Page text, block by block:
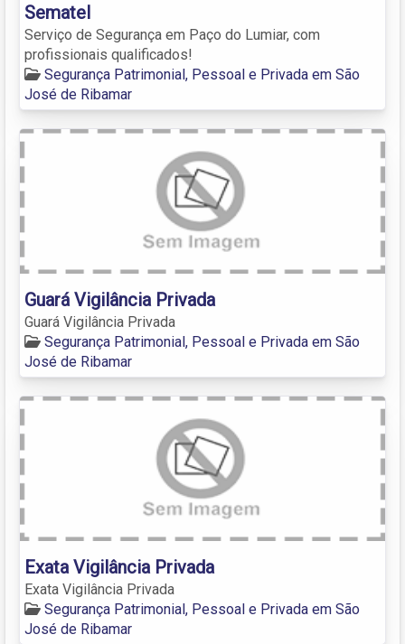
Sematel
Serviço de Segurança em Paço do Lumiar, com
profissionais qualificados!
Segurança Patrimonial, Pessoal e Privada em São
José de Ribamar
Guará Vigilância Privada
Guará Vigilância Privada
Segurança Patrimonial, Pessoal e Privada em São
José de Ribamar
Exata Vigilância Privada
Exata Vigilância Privada
Segurança Patrimonial, Pessoal e Privada em São
José de Ribamar